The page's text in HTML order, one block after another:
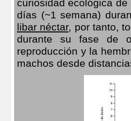
curiosidad ecológica
días (~1 semana)
libar néctar, por tanto,
durante su fase de
reproducción y la
machos desde